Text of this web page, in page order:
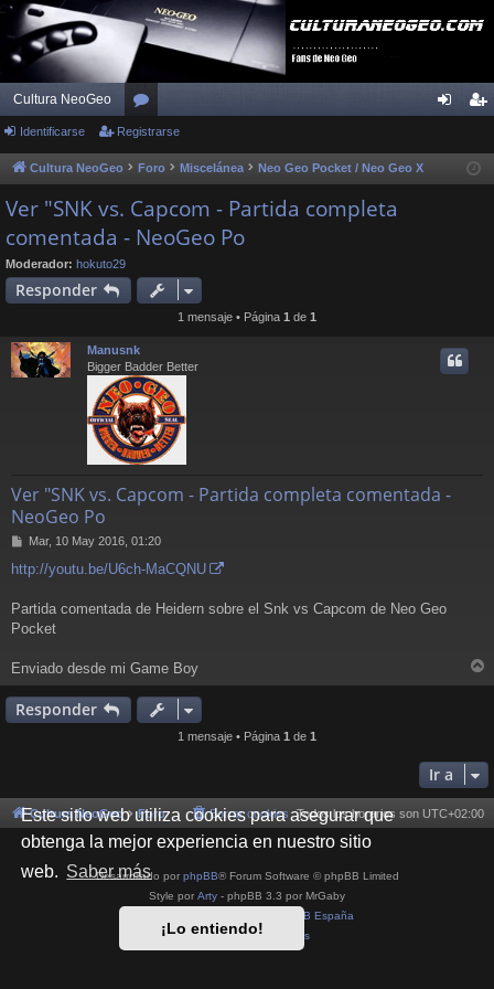
Este sitio web utiliza cookies para asegurar que
obtenga la mejor experiencia en nuestro sitio
web. Saber más
¡Lo entiendo!
Cultura NeoGeo
or
os ist
Identificarse Registrarse
Cultura NeoGeo Foro Miscelánea Neo Geo Pocket / Neo Geo X
Ver "SNK vs. Capcom - Partida completa
comentada - NeoGeo Po
Moderador: hokuto29
Responder
1 mensaje • Página 1 de 1
Manusnk
Bigger Badder Better
Ver "SNK vs. Capcom - Partida completa comentada -
NeoGeo Po
M
n
a
Mar, 10 May 2016, 01:20
http://youtu.be/U6ch-MaCQNU
Partida comentada de Heidern sobre el Snk vs Capcom de Neo Geo
Pocket
Enviado desde mi Game Boy
r
Responder
1 mensaje • Página 1 de 1
Ir a
Cultura NeoGeo Foro Todos los horarios son UTC+02:00
Borrar cookies
Desarrollado por phpBB® Forum Software © phpBB Limited
Style por Arty - phpBB 3.3 por MrGaby
phpBB España
Privacidad|Condiciones